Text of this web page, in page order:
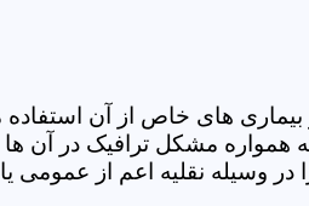
و بیماری های خاص از آن
مشکل ترافیک در آن ها
در وسیله نقلیه اعم از عمومی